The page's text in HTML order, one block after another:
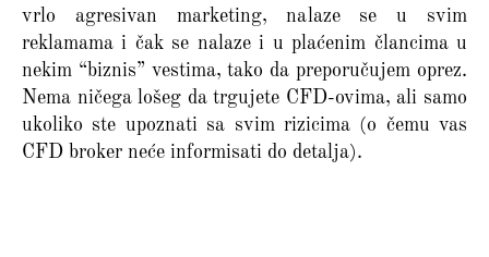
vrlo agresivan marketing, nalaze se u svim
reklamama i čak se nalaze i u plaćenim člancima u
nekim “biznis” vestima, tako da preporučujem oprez.
Nema ničega lošeg da trgujete CFD-ovima, ali samo
ukoliko ste upoznati sa svim rizicima (o čemu vas
CFD broker neće informisati do detalja).